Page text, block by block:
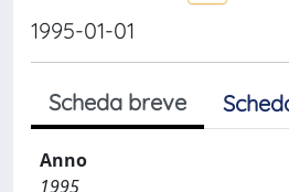
1995-01-01
Scheda breve
Anno
1995